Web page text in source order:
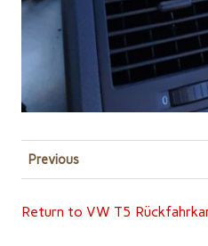
Previous
Return to VW T5